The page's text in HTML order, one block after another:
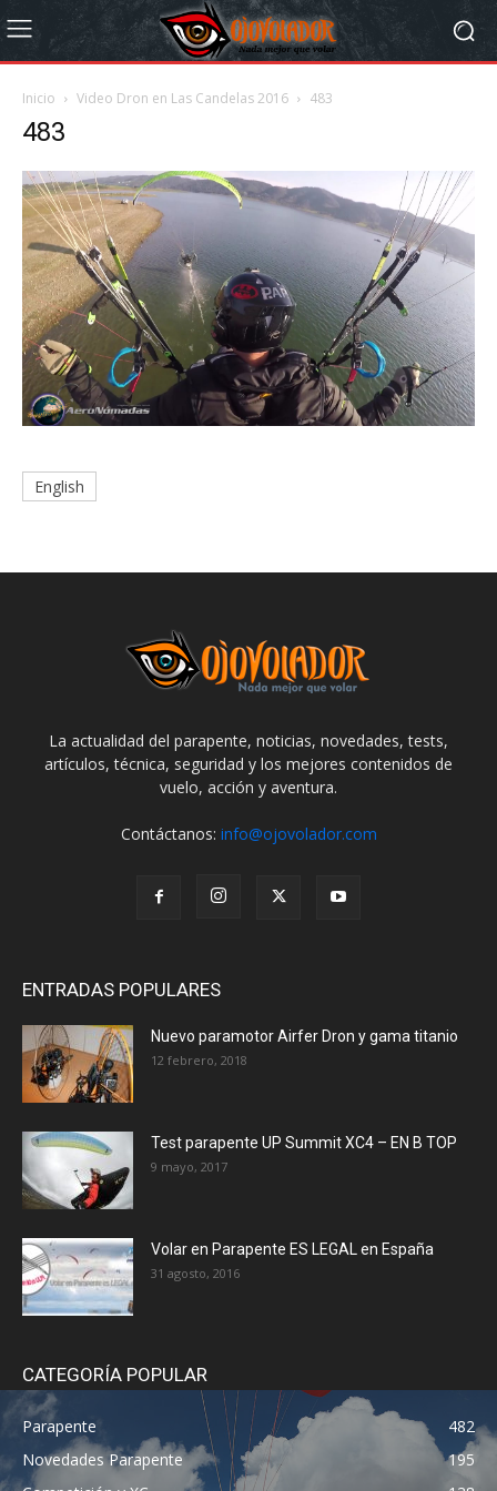
Inicio Video Dron en Las Candelas 2016 483
483
English
La actualidad del parapente, noticias, novedades, tests,
artículos, técnica, seguridad y los mejores contenidos de
vuelo, acción y aventura.
Contáctanos: info@ojovolador.com
ENTRADAS POPULARES
Nuevo paramotor Airfer Dron y gama titanio
12 febrero, 2018
Test parapente UP Summit XC4 – EN B TOP
9 mayo, 2017
Volar en Parapente ES LEGAL en España
31 agosto, 2016
CATEGORÍA POPULAR
Parapente
482
Novedades Parapente
195